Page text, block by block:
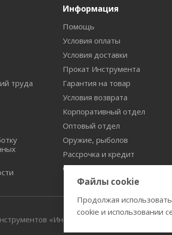
труда
Информация
Помощь
Условия оплаты
Условия доставки
Прокат Инструмента
Гарантия на товар
Условия возврата
Корпоративный отдел
Оптовый отдел
Оружие, рыболов
Рассрочка и кредит
Сертификаты дилерства
«Инструмент-оружие»
Файлы cookie
Продолжая
cookie и использовании